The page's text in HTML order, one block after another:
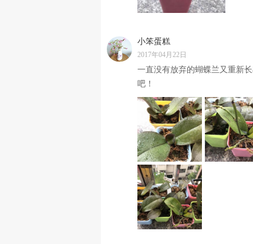
小笨蛋糕
2017年04月22日
一直没有放弃的蝴蝶兰又重新
吧！